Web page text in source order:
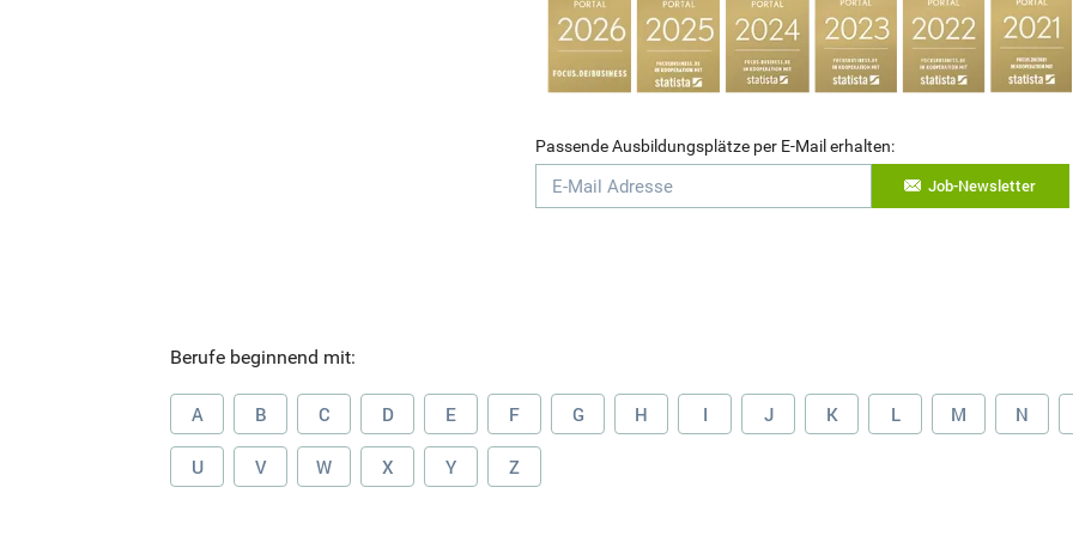
Passende Ausbildungsplätze per E-Mail erhalten:
Job-Newsletter
Berufe beginnend mit:
A B C D E F G H I J K L M N
U V W X Y Z